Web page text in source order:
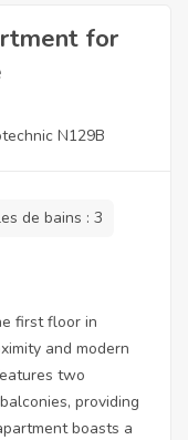
for
N129B
de bains : 3
first floor in
and modern
two
providing
boasts a